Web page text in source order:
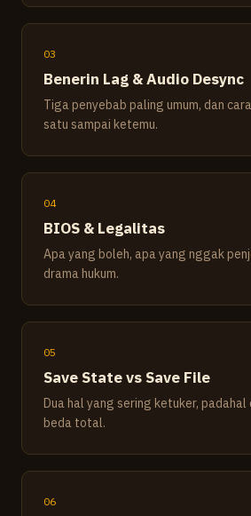
03
Benerin Lag & Audio Desync
Tiga penyebab paling umum, dan
satu sampai ketemu.
04
BIOS & Legalitas
Apa yang boleh, apa yang nggak
drama hukum.
05
Save State vs Save File
Dua hal yang sering ketuker, padahal
beda total.
06